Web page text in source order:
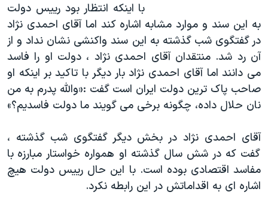
با اینکه انتظار بود رییس دولت
به این سند و موارد مشابه اشاره کند اما آقای احمدی نژاد
در گفتگوی شب گذشته به این سند واکنشی نشان نداد و از
آن رد شد. منتقدان آقای احمدی نژاد ، دولت او را فاسد
می دانند اما آقای احمدی نژاد بار دیگر با تاکید بر اینکه او
صاحب پاک ترین دولت ایران است گفت :«والله پدرم به من
نان حلال داده، چگونه برخی می گویند ما دولت فاسدیم؟»
آقای احمدی نژاد در بخش دیگر گفتگوی شب گذشته ،
گفت که در شش سال گذشته او همواره خواستار مبارزه با
مفاسد اقتصادی بوده است. با این حال رییس دولت هیچ
اشاره ای به اقداماتش در این رابطه نکرد.